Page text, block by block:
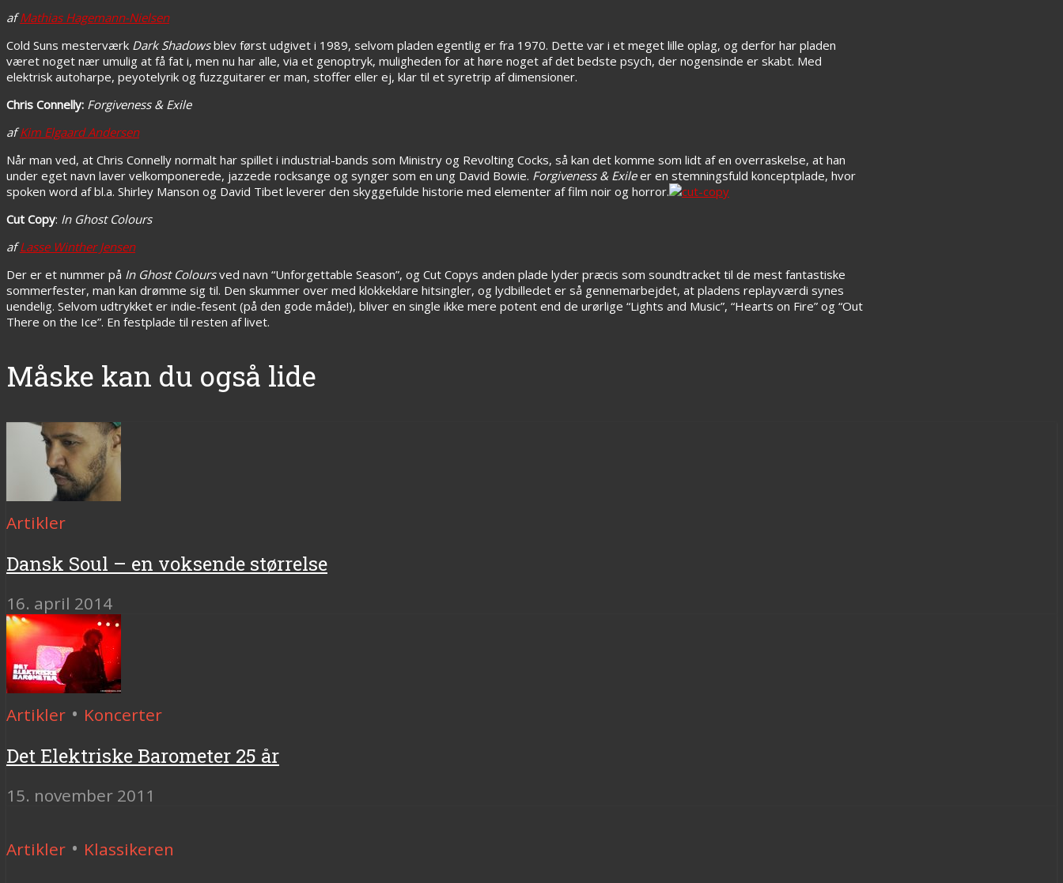
afMathias Hagemann-Nielsen
Cold Suns mesterværk Dark Shadowsblev først udgivet i 1989, selvom pladen egentlig er fra 1970. Dette var i et meget lille oplag, og derfor har pladen
været noget nær umulig at få fat i, men nu har alle, via et genoptryk, muligheden for at høre noget af det bedste psych, der nogensinde er skabt. Med
elektrisk autoharpe, peyotelyrik og fuzzguitarer er man, stoffer eller ej, klar til et syretrip af dimensioner.
Chris Connelly: Forgiveness & Exile
afKim Elgaard Andersen
Når man ved, at Chris Connelly normalt har spillet i industrial-bands som Ministry og Revolting Cocks, så kan det komme som lidt af en overraskelse, at han
under eget navn laver velkomponerede, jazzede rocksange og synger som en ung David Bowie. Forgiveness & Exileer en stemningsfuld konceptplade, hvor
spoken word af bl.a. Shirley Manson og David Tibet leverer den skyggefulde historie med elementer af film noir og horror.
Cut Copy: In Ghost Colours
afLasse Winther Jensen
Der er et nummer på In Ghost Coloursved navn “Unforgettable Season”, og Cut Copys anden plade lyder præcis som soundtracket til de mest fantastiske
sommerfester, man kan drømme sig til. Den skummer over med klokkeklare hitsingler, og lydbilledet er så gennemarbejdet, at pladens replayværdi synes
uendelig. Selvom udtrykket er indie-fesent (på den gode måde!), bliver en single ikke mere potent end de urørlige “Lights and Music”, “Hearts on Fire” og “Out
There on the Ice”. En festplade til resten af livet.
Måske kan du også lide
Artikler
Dansk Soul – en voksende størrelse
16. april 2014
Artikler • Koncerter
Det Elektriske Barometer 25 år
15. november 2011
Artikler • Klassikeren